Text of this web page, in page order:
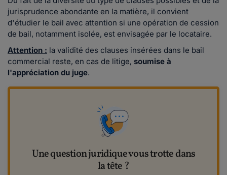
jurisprudence abondante en la matière, il convient
d'étudier le bail avec attention si une opération de cession
de bail, notamment isolée, est envisagée par le locataire.
Attention : la validité des clauses insérées dans le bail
commercial reste, en cas de litige, soumise à
l'appréciation du juge.
Une question juridique vous trotte dans
la tête ?